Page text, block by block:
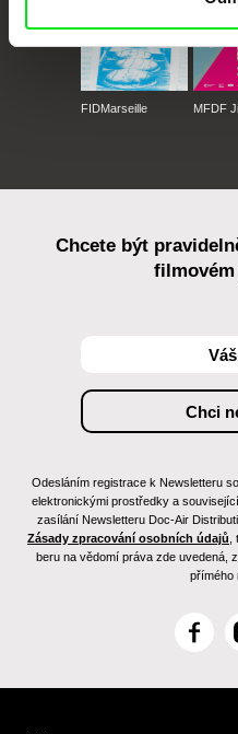
FIDMarseille MFDF
Chcete být
Odesláním registrace k Newsletteru
elektronickými prostředky a
zasílání Newsletteru Doc-Air
Zásady zpracování osobních údajů
beru na vědomí práva zde uvedená,
přímého
F
c